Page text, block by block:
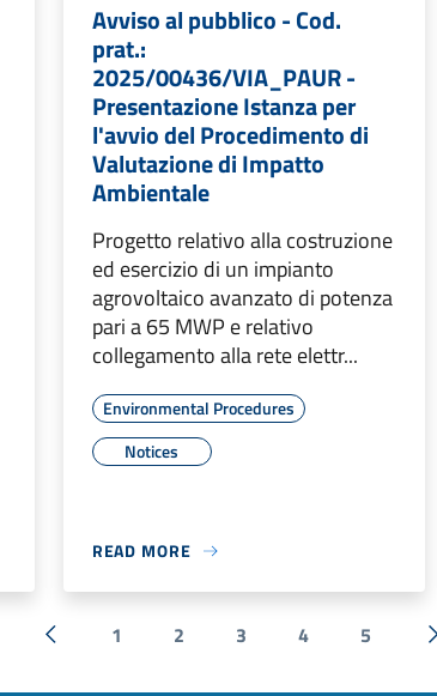
Avviso al pubblico - Cod.
prat.:
2025/00436/VIA_PAUR -
Presentazione Istanza per
l'avvio del Procedimento di
Valutazione di Impatto
Ambientale
Progetto relativo alla costruzione
ed esercizio di un impianto
agrovoltaico avanzato di potenza
pari a 65 MWP e relativo
collegamento alla rete elettr...
Environmental Procedures
Notices
READ MORE
« Previous
1 2 3 4 5